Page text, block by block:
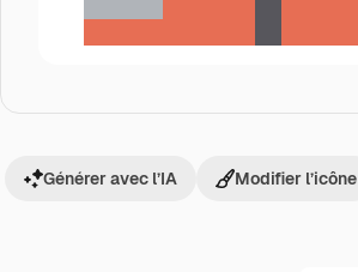
Générer avec l’IA Modifier l’icône